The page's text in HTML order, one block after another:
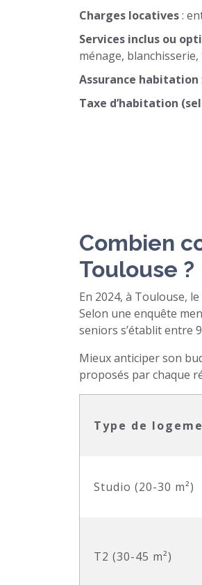
Charges locatives:
Services inclus ou
ménage, blanchisserie,
Assurance habitation
Taxe d’habitation
Combien
Toulouse ?
En 2024, à Toulouse,
Selon une enquête
seniors s’établit entre
Mieux anticiper son
proposés par chaque
Type de
Studio (20-30 m²)
T2 (30-45 m²)